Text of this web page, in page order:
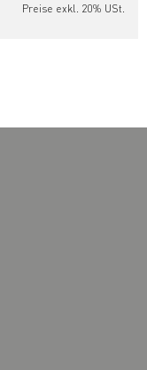
Preise exkl. 20% USt.